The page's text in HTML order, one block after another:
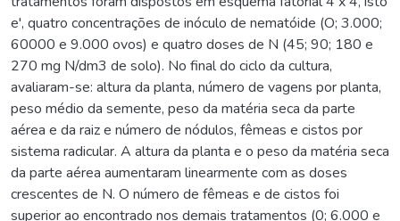
e', quatro concentrações de inóculo de nematóide (O; 3.000;
60000 e 9.000 ovos) e quatro doses de N (45; 90; 180 e
270 mg N/dm3 de solo). No final do ciclo da cultura,
avaliaram-se: altura da planta, número de vagens por planta,
peso médio da semente, peso da matéria seca da parte
aérea e da raiz e número de nódulos, fêmeas e cistos por
sistema radicular. A altura da planta e o peso da matéria seca
da parte aérea aumentaram linearmente com as doses
crescentes de N. O número de fêmeas e de cistos foi
superior ao encontrado nos demais tratamentos (0; 6.000 e